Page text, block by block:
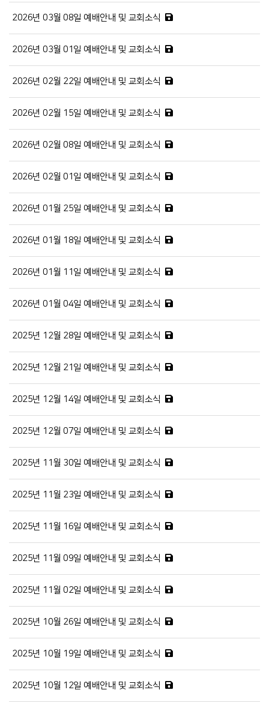
2026년 03월 08일 예배안내 및 교회소식
2026년 03월 01일 예배안내 및 교회소식
2026년 02월 22일 예배안내 및 교회소식
2026년 02월 15일 예배안내 및 교회소식
2026년 02월 08일 예배안내 및 교회소식
2026년 02월 01일 예배안내 및 교회소식
2026년 01월 25일 예배안내 및 교회소식
2026년 01월 18일 예배안내 및 교회소식
2026년 01월 11일 예배안내 및 교회소식
2026년 01월 04일 예배안내 및 교회소식
2025년 12월 28일 예배안내 및 교회소식
2025년 12월 21일 예배안내 및 교회소식
2025년 12월 14일 예배안내 및 교회소식
2025년 12월 07일 예배안내 및 교회소식
2025년 11월 30일 예배안내 및 교회소식
2025년 11월 23일 예배안내 및 교회소식
2025년 11월 16일 예배안내 및 교회소식
2025년 11월 09일 예배안내 및 교회소식
2025년 11월 02일 예배안내 및 교회소식
2025년 10월 26일 예배안내 및 교회소식
2025년 10월 19일 예배안내 및 교회소식
2025년 10월 12일 예배안내 및 교회소식